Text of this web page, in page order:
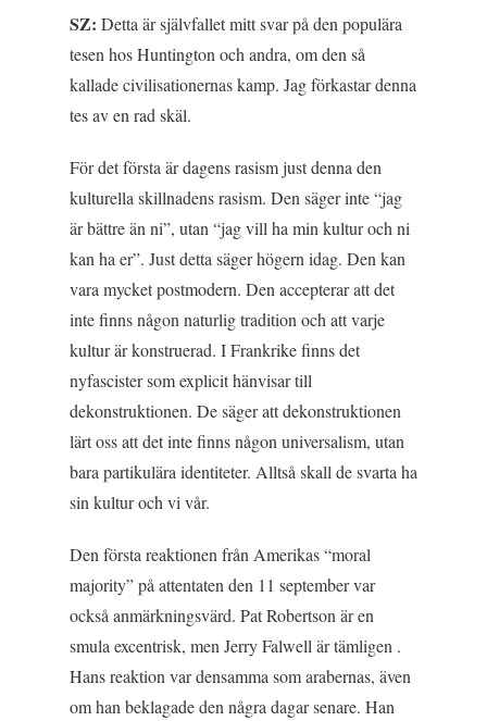
SZ: Detta är självfallet mitt svar på den populära
tesen hos Huntington och andra, om den så
kallade civilisationernas kamp. Jag förkastar denna
tes av en rad skäl.
För det första är dagens rasism just denna den
kulturella skillnadens rasism. Den säger inte “jag
är bättre än ni”, utan “jag vill ha min kultur och ni
kan ha er”. Just detta säger högern idag. Den kan
vara mycket postmodern. Den accepterar att det
inte finns någon naturlig tradition och att varje
kultur är konstruerad. I Frankrike finns det
nyfascister som explicit hänvisar till
dekonstruktionen. De säger att dekonstruktionen
lärt oss att det inte finns någon universalism, utan
bara partikulära identiteter. Alltså skall de svarta ha
sin kultur och vi vår.
Den första reaktionen från Amerikas “moral
majority” på attentaten den 11 september var
också anmärkningsvärd. Pat Robertson är en
smula excentrisk, men Jerry Falwell är tämligen .
Hans reaktion var densamma som arabernas, även
om han beklagade den några dagar senare. Han